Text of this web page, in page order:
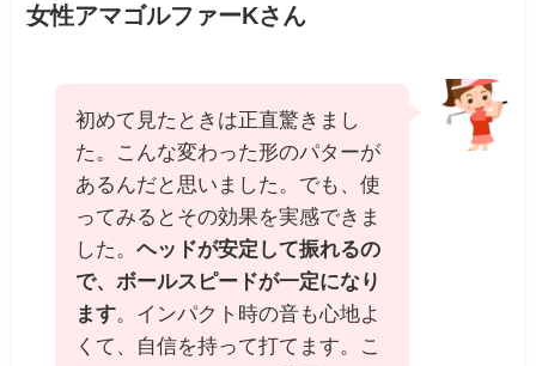
女性アマゴルファーKさん
初めて見たときは正直驚きまし
た。こんな変わった形のパターが
あるんだと思いました。でも、使
ってみるとその効果を実感できま
した。ヘッドが安定して振れるの
で、ボールスピードが一定になり
ます。インパクト時の音も心地よ
くて、自信を持って打てます。こ